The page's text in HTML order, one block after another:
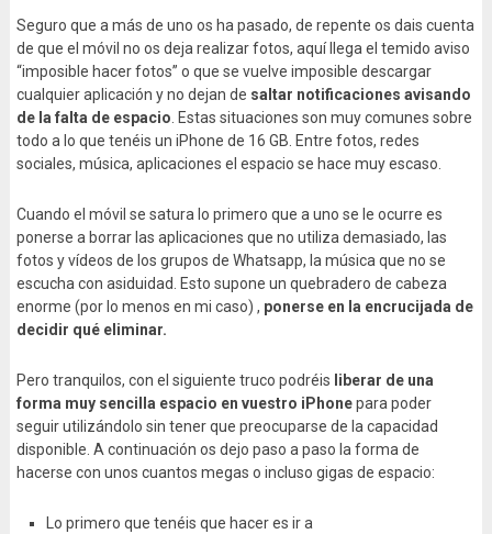
Seguro que a más de uno os ha pasado, de repente os dais cuenta
de que el móvil no os deja realizar fotos, aquí llega el temido aviso
“imposible hacer fotos” o que se vuelve imposible descargar
cualquier aplicación y no dejan de saltar notificaciones avisando
de la falta de espacio. Estas situaciones son muy comunes sobre
todo a lo que tenéis un iPhone de 16 GB. Entre fotos, redes
sociales, música, aplicaciones el espacio se hace muy escaso.
Cuando el móvil se satura lo primero que a uno se le ocurre es
ponerse a borrar las aplicaciones que no utiliza demasiado, las
fotos y vídeos de los grupos de Whatsapp, la música que no se
escucha con asiduidad. Esto supone un quebradero de cabeza
enorme (por lo menos en mi caso) , ponerse en la encrucijada de
decidir qué eliminar.
Pero tranquilos, con el siguiente truco podréis liberar de una
forma muy sencilla espacio en vuestro iPhonepara poder
seguir utilizándolo sin tener que preocuparse de la capacidad
disponible. A continuación os dejo paso a paso la forma de
hacerse con unos cuantos megas o incluso gigas de espacio:
Lo primero que tenéis que hacer es ir a